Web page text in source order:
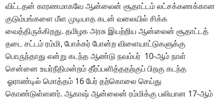
விட்டதன் காரணமாகவே ஆன்லைன் சூதாட்டம் லட்சக்கணக்கான
குடும்பங்களை மீள முடியாத கடன் வலையில் சிக்க
வைத்திருக்கிறது. தமிழக அரசு இயற்றிய ஆன்லைன் சூதாட்டத்
தடை சட்டம் ரம்மி, போக்கர் போன்ற விளையாட்டுகளுக்கு
பொருந்தாது என்று கடந்த ஆண்டு நவம்பர் 10-ஆம் நாள்
சென்னை உயர்நீதிமன்றம் தீர்ப்பளித்ததற்குப் பிறகு கடந்த
ஓராண்டில் மொத்தம் 16 பேர் தற்கொலை செய்து
கொண்டுள்ளனர். ஆகாஷ் ஆன்லைன் ரம்மிக்கு பலியான 17-ஆம்